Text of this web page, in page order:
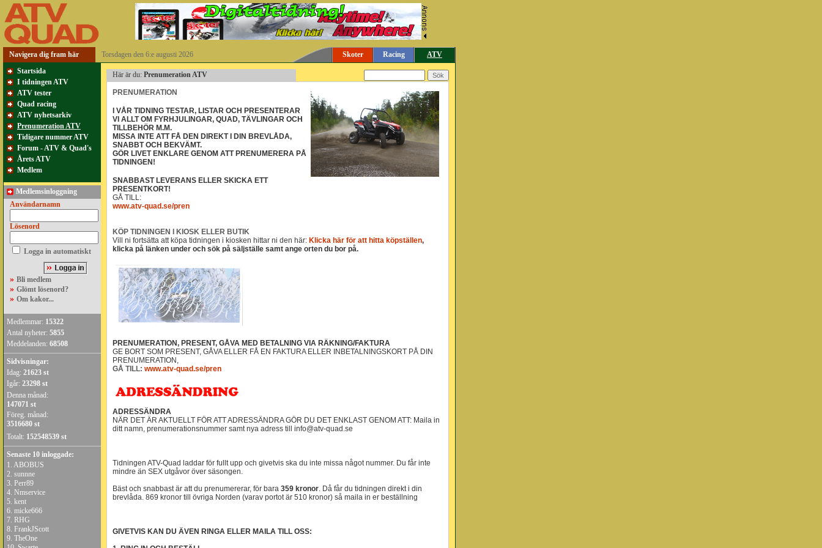
Navigera dig fram här Torsdagen den 6:e augusti 2026 Skoter Racing
ATV
Startsida
I tidningen ATV
ATV tester
Quad racing
ATV nyhetsarkiv
Prenumeration ATV
Tidigare nummer ATV
Forum - ATV & Quad's
Årets ATV
Medlem
Medlemsinloggning
Användarnamn
Lösenord
Logga in automatiskt
» Bli medlem
» Glömt lösenord?
» Om kakor...
Medlemmar: 15322
Antal nyheter: 5855
Meddelanden: 68508
Sidvisningar:
Idag: 21623 st
Igår: 23298 st
Denna månad:
147071 st
Föreg. månad:
3516680 st
Totalt: 152548539 st
Senaste 10 inloggade:
1. ABOBUS
2. sunnne
3. Perr89
4. Nmservice
5. kent
6. micke666
7. RHG
8. FrankJScott
9. TheOne
Här är du: Prenumeration ATV
PRENUMERATION
I VÅR TIDNING TESTAR, LISTAR OCH PRESENTERAR
VI ALLT OM FYRHJULINGAR, QUAD, TÄVLINGAR OCH
TILLBEHÖR M.M.
MISSA INTE ATT FÅ DEN DIREKT I DIN BREVLÅDA,
SNABBT OCH BEKVÄMT.
GÖR LIVET ENKLARE GENOM ATT PRENUMERERA PÅ
TIDNINGEN!
SNABBAST LEVERANS ELLER SKICKA ETT
PRESENTKORT!
GÅ TILL:
www.atv-quad.se/pren
KÖP TIDNINGEN I KIOSK ELLER BUTIK
Vill ni fortsätta att köpa tidningen i kiosken hittar ni den här: Klicka här för att hitta köpställen,
klicka på länken under och sök på säljställe samt ange orten du bor på.
PRENUMERATION, PRESENT, GÅVA MED BETALNING VIA RÄKNING/FAKTURA
GE BORT SOM PRESENT, GÅVA ELLER FÅ EN FAKTURA ELLER INBETALNINGSKORT PÅ DIN
PRENUMERATION,
GÅ TILL: www.atv-quad.se/pren
ADRESSÄNDRA
NÄR DET ÄR AKTUELLT FÖR ATT ADRESSÄNDRA GÖR DU DET ENKLAST GENOM ATT: Maila in
ditt namn, prenumerationsnummer samt nya adress till info@atv-quad.se
Tidningen ATV-Quad laddar för fullt upp och givetvis ska du inte missa något nummer. Du får inte
mindre än SEX utgåvor över säsongen.
Bäst och snabbast är att du prenumererar, för bara 359 kronor. Då får du tidningen direkt i din
brevlåda. 869 kronor till övriga Norden (varav portot är 510 kronor) så maila in er beställning
GIVETVIS KAN DU ÄVEN RINGA ELLER MAILA TILL OSS: